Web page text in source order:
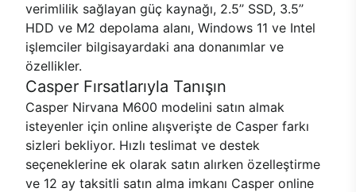
verimlilik sağlayan güç kaynağı, 2.5’’ SSD, 3.5’’
HDD ve M2 depolama alanı, Windows 11 ve Intel
işlemciler bilgisayardaki ana donanımlar ve
özellikler.
Casper Fırsatlarıyla Tanışın
Casper Nirvana M600 modelini satın almak
isteyenler için online alışverişte de Casper farkı
sizleri bekliyor. Hızlı teslimat ve destek
seçeneklerine ek olarak satın alırken özelleştirme
ve 12 ay taksitli satın alma imkanı Casper online